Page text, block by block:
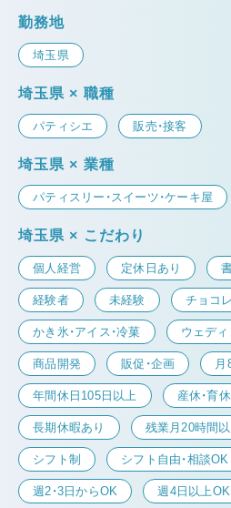
勤務地
埼玉県
埼玉県 × 職種
パティシエ 販売・接客
埼玉県 × 業種
パティスリー・スイーツ・ケーキ屋
埼玉県 × こだわり
個人経営 定休日あり
経験者 未経験 チョコ
かき氷・アイス・冷菓 ウェディ
商品開発 販促・企画 月
年間休日105日以上 産休・育
長期休暇あり 残業月20時間
シフト制 シフト自由・相談OK
週2・3日からOK 週4日以上OK